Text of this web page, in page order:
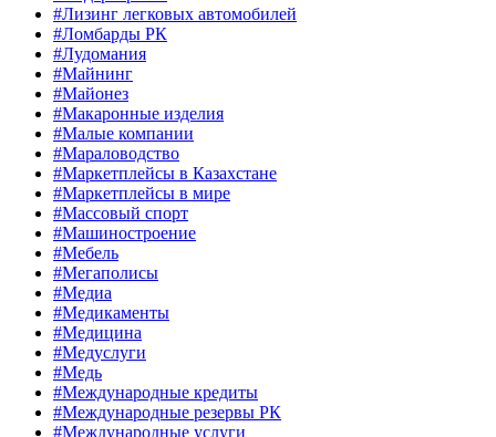
#Лизинг легковых автомобилей
#Ломбарды РК
#Лудомания
#Майнинг
#Майонез
#Макаронные изделия
#Малые компании
#Мараловодство
#Маркетплейсы в Казахстане
#Маркетплейсы в мире
#Массовый спорт
#Машиностроение
#Мебель
#Мегаполисы
#Медиа
#Медикаменты
#Медицина
#Медуслуги
#Медь
#Международные кредиты
#Международные резервы РК
#Международные услуги